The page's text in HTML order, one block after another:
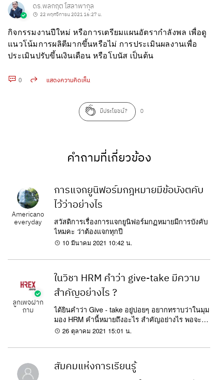
ดร.พลกฤต โสลาพากุล
22 พฤศจิกายน 2021 16:27 น.
กิจกรรมงานปีใหม่ หรือการเตรียมแผนอัตรากำลังพล เพื่อดู
แนวโน้มการผลิตีมากขึ้นหรือไม่ การประเมินผลงานเพื่อ
ประเมินปรับขึ้นเงินเดือน หรือโบนัส เป็นต้น
0 แสดงความคิดเห็น
มีประโยชน์? 0
คำถามที่เกี่ยวข้อง
Americano
everyday
การแจกยูนิฟอร์มกฎหมายมีข้อบังตคับ
ไว้ว่าอย่างไร
สวัสดิการเรื่องการแจกยูนิฟอร์มกฏหมายมีการบังคับ
ไหมคะ ว่าต้องแจกทุกปี
10 มีนาคม 2021 10:42 น.
ลูกเพจฝาก
ถาม
ในวิชา HRM คำว่า give-take มีความ
สำคัญอย่างไร ?
ได้ยินคำว่า Give - take อยู่บ่อยๆ อยากทราบว่าในมุม
มอง HRM คำนี้หมายถึงอะไร สำคัญอย่างไร พอจะยก
ตัวอย่างให้หน่อยได้ไหมคะ ขอบคุณมากค่ะ
26 ตุลาคม 2021 15:01 น.
สัมคมแห่งการเรียนรู้